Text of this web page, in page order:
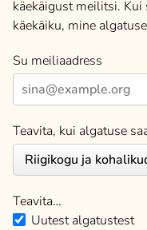
käekäigust meilitsi.
käekäiku, mine
Su meiliaadress
Teavita, kui algatuse
Teavita…
Uutest algatustest